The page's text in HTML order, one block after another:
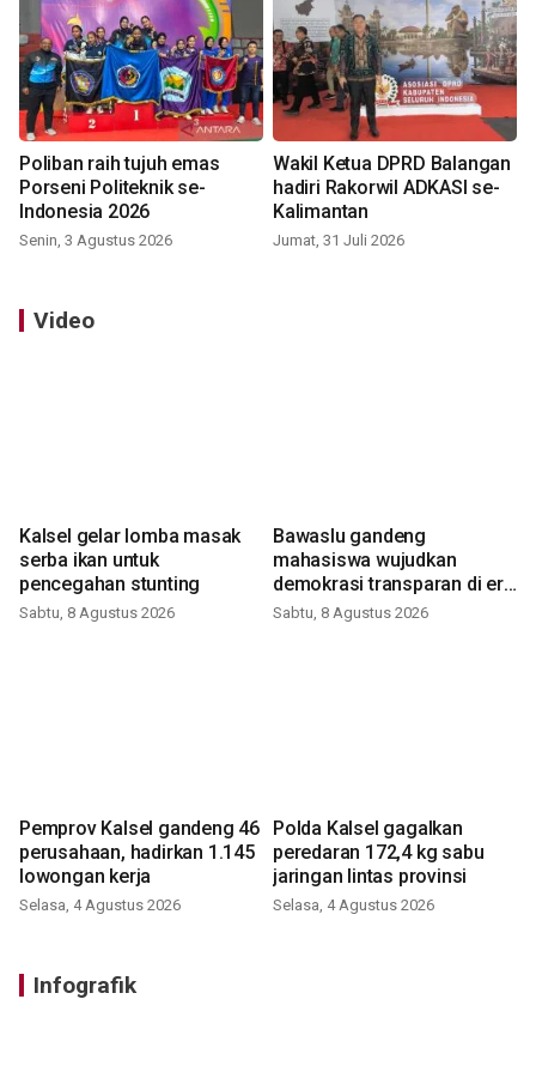
Poliban raih tujuh emas
Porseni Politeknik se-
Indonesia 2026
Senin, 3 Agustus 2026
Wakil Ketua DPRD Balangan
hadiri Rakorwil ADKASI se-
Kalimantan
Jumat, 31 Juli 2026
Video
Kalsel gelar lomba masak
serba ikan untuk
pencegahan stunting
Sabtu, 8 Agustus 2026
Bawaslu gandeng
mahasiswa wujudkan
demokrasi transparan di era
digital
Sabtu, 8 Agustus 2026
Pemprov Kalsel gandeng 46
perusahaan, hadirkan 1.145
lowongan kerja
Selasa, 4 Agustus 2026
Polda Kalsel gagalkan
peredaran 172,4 kg sabu
jaringan lintas provinsi
Selasa, 4 Agustus 2026
Infografik